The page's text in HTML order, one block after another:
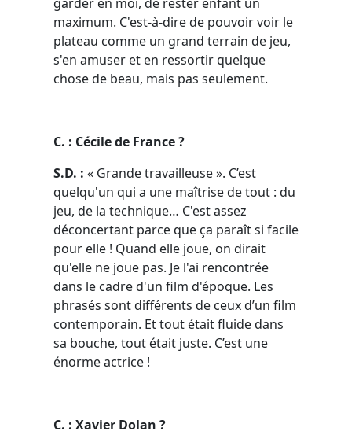
maximum. C'est-à-dire de pouvoir voir le
plateau comme un grand terrain de jeu,
s'en amuser et en ressortir quelque
chose de beau, mais pas seulement.
C. : Cécile de France ?
S.D. : « Grande travailleuse ». C’est
quelqu'un qui a une maîtrise de tout : du
jeu, de la technique… C'est assez
déconcertant parce que ça paraît si facile
pour elle ! Quand elle joue, on dirait
qu'elle ne joue pas. Je l'ai rencontrée
dans le cadre d'un film d'époque. Les
phrasés sont différents de ceux d’un film
contemporain. Et tout était fluide dans
sa bouche, tout était juste. C’est une
énorme actrice !
C. : Xavier Dolan ?